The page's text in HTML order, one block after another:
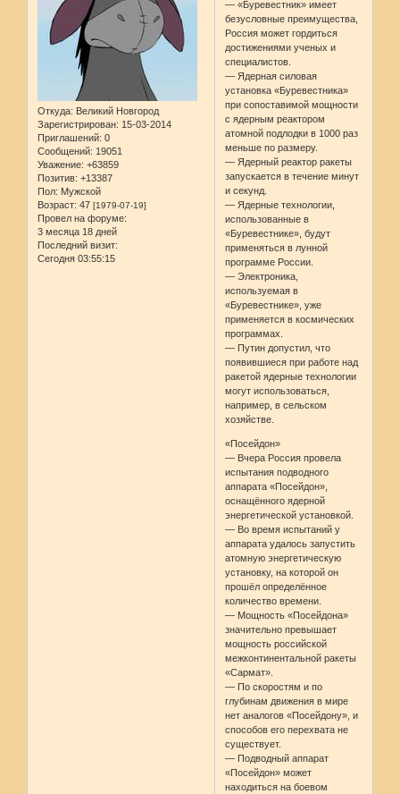
Откуда: Великий Новгород
Зарегистрирован: 15-03-2014
Приглашений: 0
Сообщений: 19051
Уважение: +63859
Позитив: +13387
Пол: Мужской
Возраст: 47 [1979-07-19]
Провел на форуме:
3 месяца 18 дней
Последний визит:
Сегодня 03:55:15
— «Буревестник» имеет
безусловные преимущества,
Россия может гордиться
достижениями ученых и
специалистов.
— Ядерная силовая
установка «Буревестника»
при сопоставимой мощности
с ядерным реактором
атомной подлодки в 1000 раз
меньше по размеру.
— Ядерный реактор ракеты
запускается в течение минут
и секунд.
— Ядерные технологии,
использованные в
«Буревестнике», будут
применяться в лунной
программе России.
— Электроника,
используемая в
«Буревестнике», уже
применяется в космических
программах.
— Путин допустил, что
появившиеся при работе над
ракетой ядерные технологии
могут использоваться,
например, в сельском
хозяйстве.
«Посейдон»
— Вчера Россия провела
испытания подводного
аппарата «Посейдон»,
оснащённого ядерной
энергетической установкой.
— Во время испытаний у
аппарата удалось запустить
атомную энергетическую
установку, на которой он
прошёл определённое
количество времени.
— Мощность «Посейдона»
значительно превышает
мощность российской
межконтинентальной ракеты
«Сармат».
— По скоростям и по
глубинам движения в мире
нет аналогов «Посейдону», и
способов его перехвата не
существует.
— Подводный аппарат
«Посейдон» может
находиться на боевом